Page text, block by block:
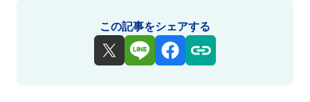
この記事をシェアする